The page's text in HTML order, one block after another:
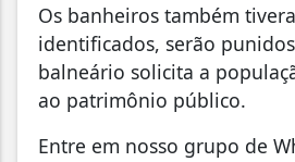
Os banheiros também
identificados, serão
balneário solicita a
ao patrimônio público.
Entre em nosso grupo de